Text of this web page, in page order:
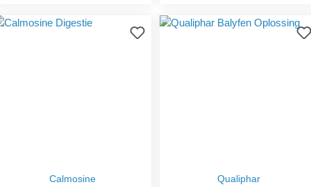
Calmosine Qualiphar